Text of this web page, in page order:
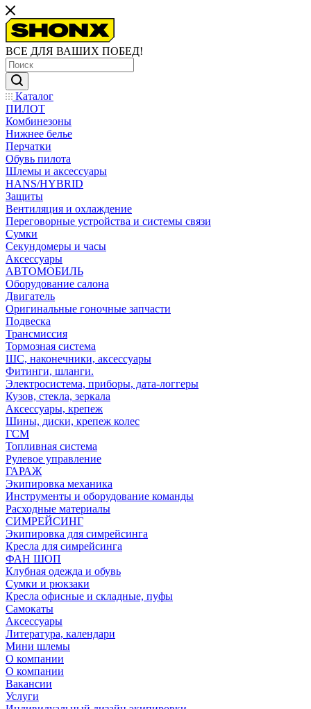
ВСЕ ДЛЯ ВАШИХ ПОБЕД!
Каталог
ПИЛОТ
Комбинезоны
Нижнее белье
Перчатки
Обувь пилота
Шлемы и аксессуары
HANS/HYBRID
Защиты
Вентиляция и охлаждение
Переговорные устройства и системы связи
Сумки
Секундомеры и часы
Аксессуары
АВТОМОБИЛЬ
Оборудование салона
Двигатель
Оригинальные гоночные запчасти
Подвеска
Трансмиссия
Тормозная система
ШС, наконечники, аксессуары
Фитинги, шланги.
Электросистема, приборы, дата-логгеры
Кузов, стекла, зеркала
Аксессуары, крепеж
Шины, диски, крепеж колес
ГСМ
Топливная система
Рулевое управление
ГАРАЖ
Экипировка механика
Инструменты и оборудование команды
Расходные материалы
СИМРЕЙСИНГ
Экипировка для симрейсинга
Кресла для симрейсинга
ФАН ШОП
Клубная одежда и обувь
Сумки и рюкзаки
Кресла офисные и складные, пуфы
Самокаты
Аксессуары
Литература, календари
Мини шлемы
О компании
О компании
Вакансии
Услуги